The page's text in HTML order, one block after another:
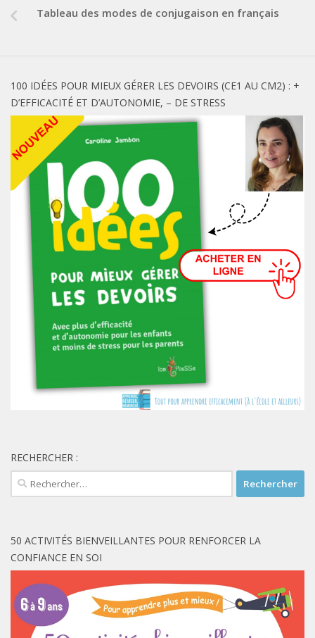
Tableau des modes de conjugaison en français
100 IDÉES POUR MIEUX GÉRER LES DEVOIRS (CE1 AU CM2) : +
D’EFFICACITÉ ET D’AUTONOMIE, – DE STRESS
RECHERCHER :
Rechercher :
50 ACTIVITÉS BIENVEILLANTES POUR RENFORCER LA
CONFIANCE EN SOI